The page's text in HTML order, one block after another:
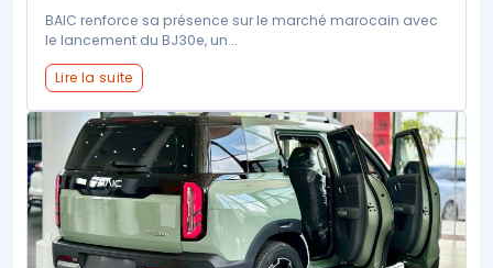
BAIC renforce sa présence sur le marché marocain avec
le lancement du BJ30e, un...
Lire la suite